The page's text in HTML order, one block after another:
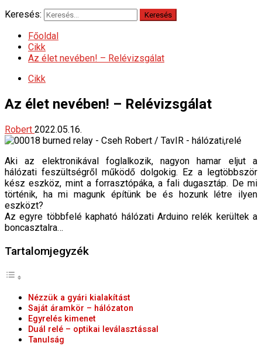
Keresés:
Főoldal
Cikk
Az élet nevében! – Relévizsgálat
Cikk
Az élet nevében! – Relévizsgálat
Robert 2022.05.16.
Aki az elektronikával foglalkozik, nagyon hamar eljut a
hálózati feszültségről működő dolgokig. Ez a legtöbbször
kész eszköz, mint a forrasztópáka, a fali dugasztáp. De mi
történik, ha mi magunk építünk be és hozunk létre ilyen
eszközt?
Az egyre többfelé kapható hálózati Arduino relék kerültek a
boncasztalra…
Tartalomjegyzék
Nézzük a gyári kialakítást
Saját áramkör – hálózaton
Egyrelés kimenet
Duál relé – optikai leválasztással
Tanulság